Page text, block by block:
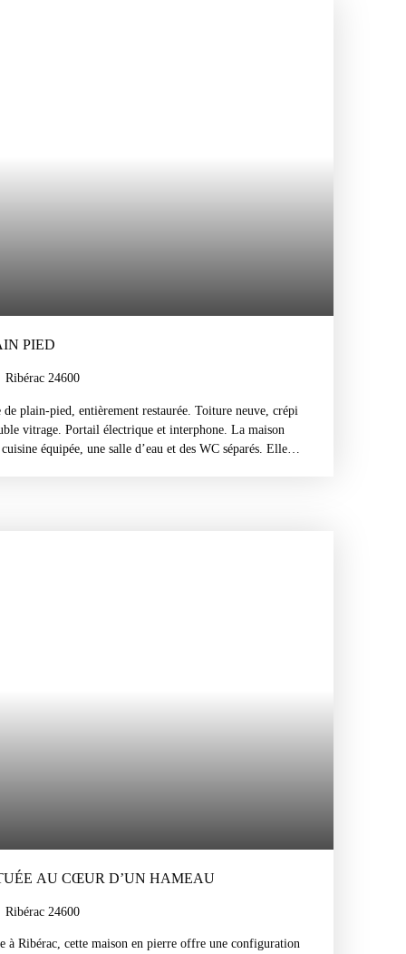
PIED
Ribérac 24600
plain-pied, entièrement restaurée. Toiture neuve, crépi
vitrage. Portail électrique et interphone. La maison
équipée, une salle d’eau et des WC séparés. Elle
AU CŒUR D’UN HAMEAU
Ribérac 24600
à Ribérac, cette maison en pierre offre une configuration